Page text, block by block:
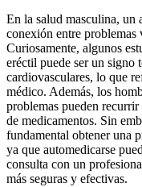
En la salud masculina, un
conexión entre
Curiosamente, algunos
eréctil puede ser un signo
cardiovasculares, lo que
médico. Además, los
problemas pueden
de medicamentos. Sin
fundamental obtener una
ya que automedicarse
consulta con un
más seguras y efectivas.